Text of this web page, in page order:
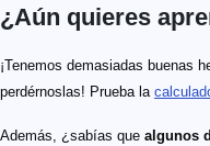
¿Aún quieres
¡Tenemos demasiadas buenas
perdérnoslas! Prueba la
Además, ¿sabías que algunos